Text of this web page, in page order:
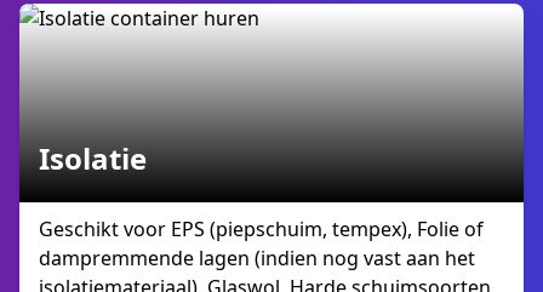
Isolatie
Geschikt voor EPS (piepschuim, tempex), Folie of
dampremmende lagen (indien nog vast aan het